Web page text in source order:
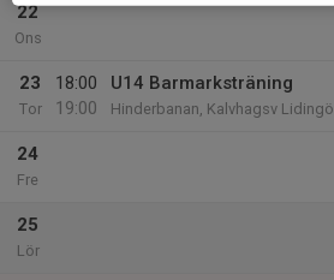
22
Ons
23
Tor
18:00
19:00
U14 Barmarksträning
Hinderbanan, Kalvhagsv Lidingö
24
Fre
25
Lör